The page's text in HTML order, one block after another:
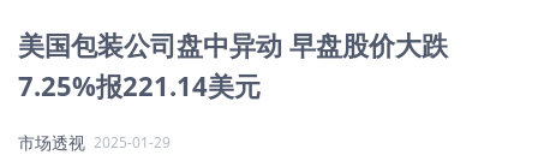
美国包装公司盘中异动 早盘股价大跌
7.25%报221.14美元
市场透视 2025-01-29